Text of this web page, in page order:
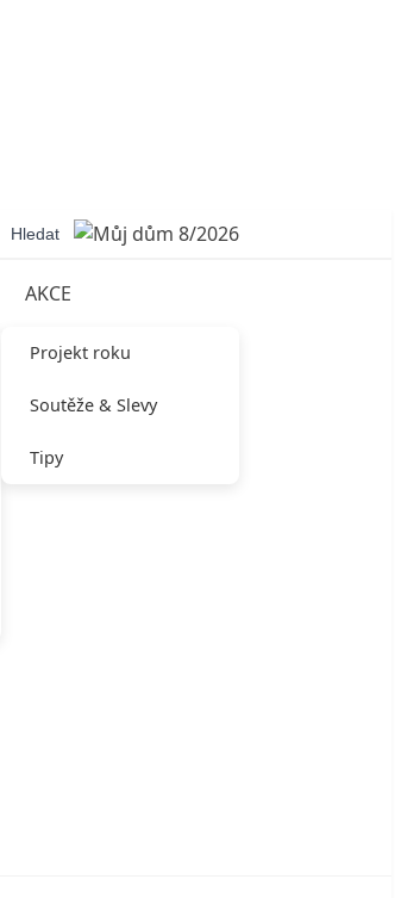
AKCE
Projekt roku
Soutěže & Slevy
Tipy